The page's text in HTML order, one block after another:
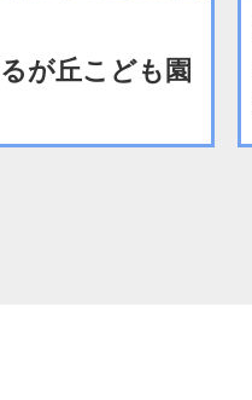
が丘こども園